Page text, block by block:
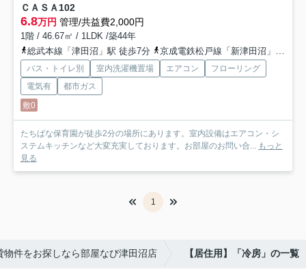
ＣＡＳＡ 102
6.8万円 管理/共益費2,000円
1階 / 46.67㎡ / 1LDK /築44年
総武本線「津田沼」駅 徒歩7分
京成電鉄松戸線「新津田沼」駅 徒歩5分
バス・トイレ別 室内洗濯機置場 エアコン
フローリング
電気有
都市ガス
敷0
たちばな保育園が徒歩2分の場所にあります。室内設備はエアコン・シ
ステムキッチンなど大変充実しております。お部屋のお問い合... もっと
見る
1
件をお探しなら部屋なび津田沼店 【居住用】「冷房」の一覧